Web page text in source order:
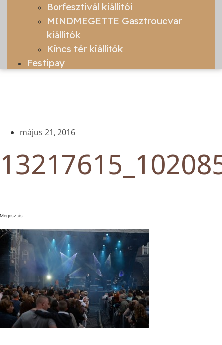
Borfesztivál kiállítói
MINDMEGETTE Gasztroudvar
kiállítók
Kincs tér kiállítók
Festipay
május 21, 2016
Megosztás